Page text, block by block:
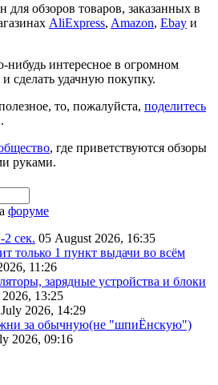
для обзоров товаров, заказанных в
AliExpress, Amazon, Ebay и
нибудь интересное в огромном
сделать удачную покупку.
то, пожалуйста, поделитесь
, где приветствуются обзоры
руками.
форуме
2 сек. 05 August 2026, 16:35
только 1 пункт выдачи во всём
11:26
зарядные устройства и блоки
13:25
2026, 14:29
за обычную(не "шпиЁнскую")
2026, 09:16